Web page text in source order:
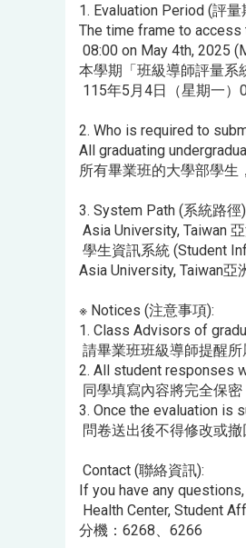
1. Evaluation Period (評量
The time frame to
08:00 on May 4th, 2025
本學期「班級導師評量系
115年5月4日（星期一）
2. Who is required to
All graduating
所有畢業班的大學部學生
3. System Path (系統路徑
Asia University, Taiwan
學生資訊系統 (Student
Asia University, Taiwan
※ Notices (注意事項):
1. Class Advisors of
請畢業班班級導師提醒所
2. All student responses
同學填寫內容將完全保密
3. Once the evaluation is
問卷送出後不得修改或撤
Contact (聯絡資訊):
If you have any
Health Center, Student
分機：6268、6266